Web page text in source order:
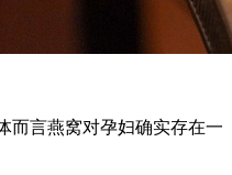
而言燕窝对孕妇确实存在一